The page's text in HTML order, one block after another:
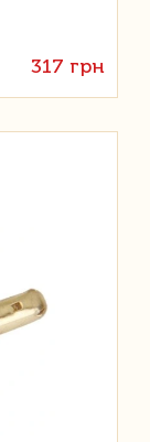
317 грн